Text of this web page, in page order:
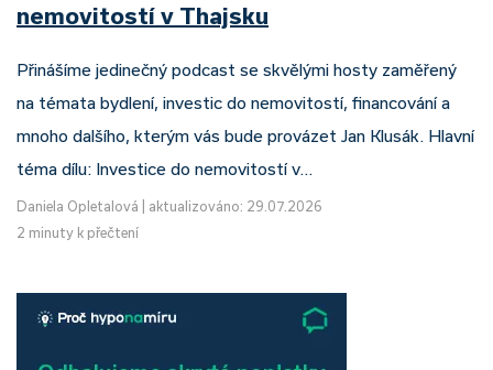
nemovitostí v Thajsku
Přinášíme jedinečný podcast se skvělými hosty zaměřený
na témata bydlení, investic do nemovitostí, financování a
mnoho dalšího, kterým vás bude provázet Jan Klusák. Hlavní
téma dílu: Investice do nemovitostí v…
Daniela Opletalová
aktualizováno: 29.07.2026
2 minuty k přečtení